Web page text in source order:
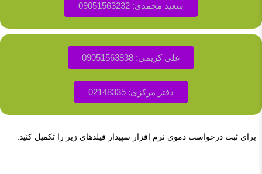
سعید محمدی: 09051563232
علی کریمی: 09051563838
دفتر مرکزی: 02148335
برای ثبت درخواست دموی نرم افزار سپیدار فیلدهای زیر را تکمیل کنید.